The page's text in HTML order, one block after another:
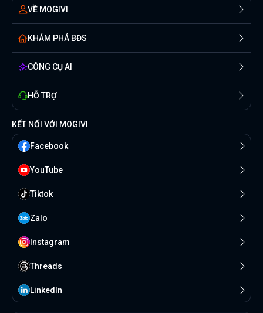
VỀ MOGIVI
KHÁM PHÁ BĐS
CÔNG CỤ AI
HỖ TRỢ
KẾT NỐI VỚI MOGIVI
Facebook
YouTube
Tiktok
Zalo
Instagram
Threads
Linkedln